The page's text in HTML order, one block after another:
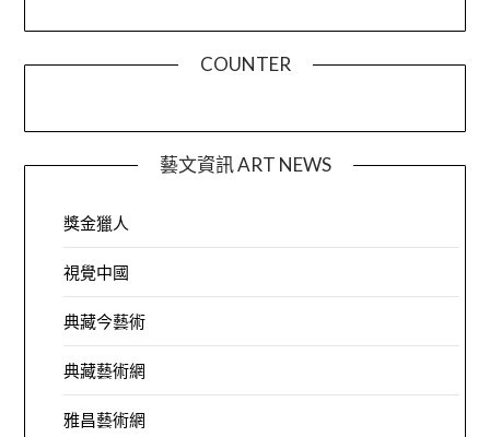
COUNTER
藝文資訊 ART NEWS
獎金獵人
視覺中國
典藏今藝術
典藏藝術網
雅昌藝術網